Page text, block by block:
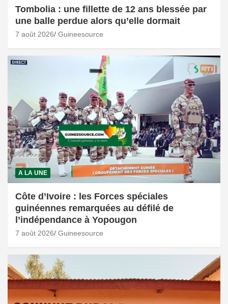
Tombolia : une fillette de 12 ans blessée par
une balle perdue alors qu’elle dormait
7 août 2026 Guineesource
A LA UNE
Côte d’Ivoire : les Forces spéciales
guinéennes remarquées au défilé de
l’indépendance à Yopougon
7 août 2026 Guineesource